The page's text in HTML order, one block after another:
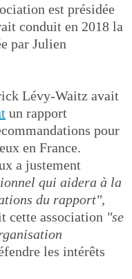
est présidée
conduit en 2018 la
par Julien
Lévy-Waitz avait
un rapport
pour
en France.
a justement
qui aidera à la
du rapport",
cette association "se
les intérêts